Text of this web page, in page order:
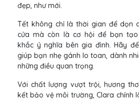
đẹp, như mới.
Tết không chỉ là thời gian để dọn
cửa mà còn là cơ hội để bạn tạo
khắc ý nghĩa bên gia đình. Hãy
giúp bạn nhẹ gánh lo toan, dành
những điều quan trọng.
Với chất lượng vượt trội, hương
kết bảo vệ môi trường, Clara chính